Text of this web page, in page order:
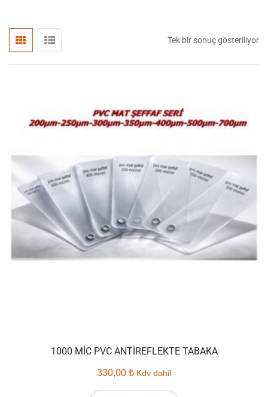
Tek bir sonuç gösteriliyor
1000 MIC PVC ANTIREFLEKTE TABAKA
330,00 ₺ Kdv dahil